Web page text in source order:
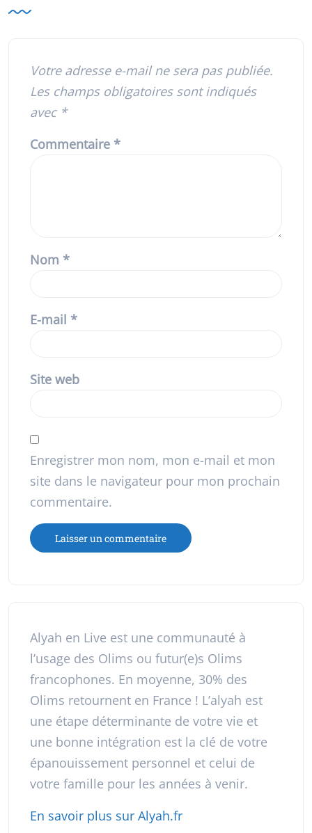
Votre adresse e-mail ne sera pas publiée.
Les champs obligatoires sont indiqués
avec *
Commentaire *
Nom *
E-mail *
Site web
Enregistrer mon nom, mon e-mail et mon
site dans le navigateur pour mon prochain
commentaire.
Alyah en Live est une communauté à
l’usage des Olims ou futur(e)s Olims
francophones. En moyenne, 30% des
Olims retournent en France ! L’alyah est
une étape déterminante de votre vie et
une bonne intégration est la clé de votre
épanouissement personnel et celui de
votre famille pour les années à venir.
En savoir plus sur Alyah.fr